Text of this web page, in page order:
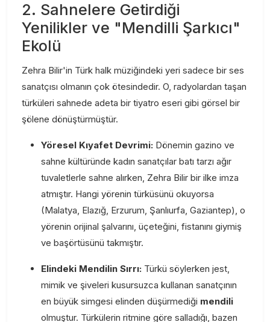
2. Sahnelere Getirdiği
Yenilikler ve "Mendilli Şarkıcı"
Ekolü
Zehra Bilir'in Türk halk müziğindeki yeri sadece bir ses
sanatçısı olmanın çok ötesindedir. O, radyolardan taşan
türküleri sahnede adeta bir tiyatro eseri gibi görsel bir
şölene dönüştürmüştür.
Yöresel Kıyafet Devrimi: Dönemin gazino ve
sahne kültüründe kadın sanatçılar batı tarzı ağır
tuvaletlerle sahne alırken, Zehra Bilir bir ilke imza
atmıştır. Hangi yörenin türküsünü okuyorsa
(Malatya, Elazığ, Erzurum, Şanlıurfa, Gaziantep), o
yörenin orijinal şalvarını, üçeteğini, fistanını giymiş
ve başörtüsünü takmıştır.
Elindeki Mendilin Sırrı: Türkü söylerken jest,
mimik ve şiveleri kusursuzca kullanan sanatçının
en büyük simgesi elinden düşürmediği mendili
olmuştur. Türkülerin ritmine göre salladığı, bazen